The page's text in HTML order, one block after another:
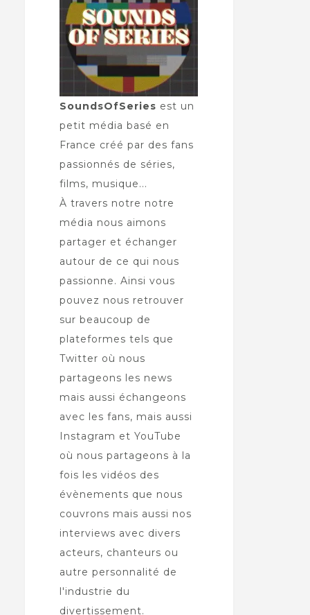
SoundsOfSeries est un
petit média basé en
France créé par des fans
passionnés de séries,
films, musique...
À travers notre notre
média nous aimons
partager et échanger
autour de ce qui nous
passionne. Ainsi vous
pouvez nous retrouver
sur beaucoup de
plateformes tels que
Twitter où nous
partageons les news
mais aussi échangeons
avec les fans, mais aussi
Instagram et YouTube
où nous partageons à la
fois les vidéos des
évènements que nous
couvrons mais aussi nos
interviews avec divers
acteurs, chanteurs ou
autre personnalité de
l'industrie du
divertissement.